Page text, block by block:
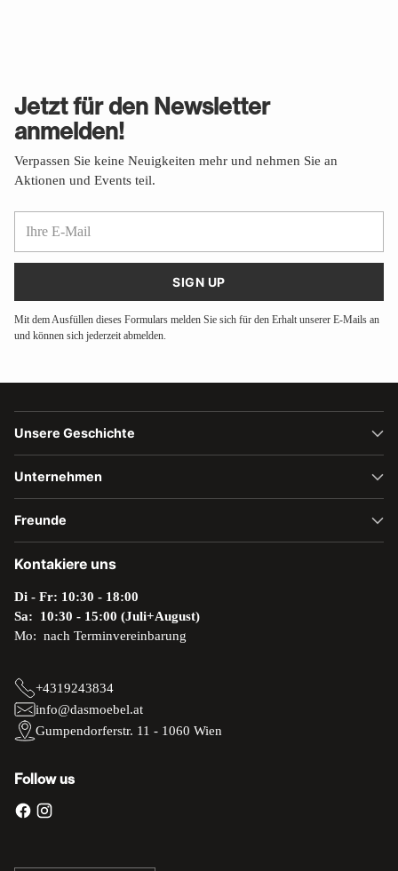
Jetzt für den Newsletter
anmelden!
Verpassen Sie keine Neuigkeiten mehr und nehmen Sie an
Aktionen und Events teil.
SIGN UP
Mit dem Ausfüllen dieses Formulars melden Sie sich für den Erhalt unserer E-Mails an
und können sich jederzeit abmelden.
Unsere Geschichte
Unternehmen
Freunde
Kontakiere uns
Di - Fr: 10:30 - 18:00
Sa: 10:30 - 15:00 (Juli+August)
Mo: nach Terminvereinbarung
+4319243834
info@dasmoebel.at
Gumpendorferstr. 11 - 1060 Wien
Follow us